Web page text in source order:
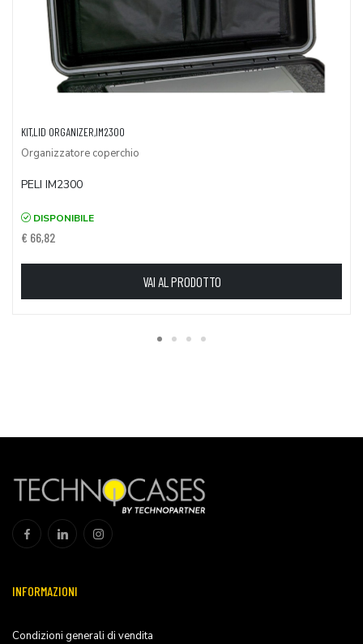
KIT,LID ORGANIZER,IM2300
Organizzatore coperchio
PELI IM2300
DISPONIBILE
€ 66,82
VAI AL PRODOTTO
INFORMAZIONI
Condizioni generali di vendita